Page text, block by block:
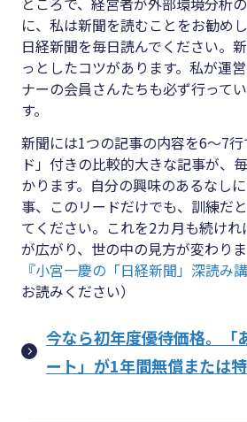
に、私は新聞を読むことをお勧め
日経新聞を毎日読んでください。
っとしたコツがあります。私が運
ナーの会員さんたちも必ず行って
す。
新聞には1つの記事の内容を6～7
ド」付きの比較的大きな記事が、
かります。自分の興味のあるなし
事、このリードだけでも、訓練だ
てください。これを2カ月も続け
が広がり、世の中の見方が変わり
『小宮一慶の「日経新聞」深読み
お読みください）
今なら初年度優待価格。「
ート」が1年間無償または特